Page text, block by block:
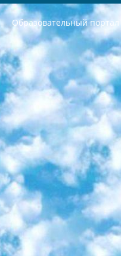
Образовательный портал
РЕСПУБЛИКА УЗБЕКИСТАН МИНИСТРЕРСТВО ДОШКОЛЬНОГО И ШКОЛЬНОГО ОБРАЗОВАНИЯ КОМАНДА в общеобразовательных учреждениях в 2023-2024 учебном году организация и проведение итоговой государственной аттестации обучающихся о Министра дошкольного и школьного образования Республики Узбекистан от 4 марта 2008 года (постановлением Минюста от 20 марта 2008 года № 1778 государственной регистрации) «Итоговое состояние учащихся общего среднего образования на основании положения об утверждении положения об аттестации общего среднего образования выпускной экзамен студентов в образовательных учреждениях в 2023-2024 учебном году В целях организации и прохождения аттестации приказываю: 1. Следующее: перечень предметов, по которым будет проводиться итоговая государственная аттестация и экзамен формы перевода согласно приложению 1; сертификаты международного образца, оценивающие уровень владения иностранными языками перечень согласно приложению 2; 2. Педагогический при специализированных образовательных учреждениях. научно-практический центр квалификации и международной оценки (Д.Давидова) 2024 г. До 25 марта: задания по предметам, по которым будет проводиться итоговая аттестация разработка и утверждение технических условий; итоговая аттестация на основании разработанного предметного задания разработка вопросов по предметам (устно и письменно), экзамен передача; общеобразовательные средние школы и специальные учебные заведения учащиеся выпускных классов школ и интернатов в агентской системе подготовка базы данных экзаменационных материалов и критериев оценки; перевод базы экзаменационных материалов на все языки обучения подать в Республиканский образовательный центр для изготовления; варианты экзаменов на основе разработанных контрольных материалов пусть будут поставлены задачи формирования. 3. Республиканский образовательный центр (Ш.Худайкулов) до 5 апреля 2024 года. до: база данных предоставленных экзаменационных материалов на все языки обучения перевод и экспертиза; для слепых, слабовидящих, глухих, слабослышащих и умственно отсталых детей учащиеся выпускных классов специализированных школ и школ-интернатов база данных экзаменационных материалов на всех преподаваемых языках подготовка критериев оценки; специализированные школы для умственно отсталых детей и технологии для учащихся выпускных классов школ-интернатов разработка соответствующих рекомендаций и критериев проведения ЕГЭ по естествознанию давать задания. 4. Педагогический при специализированных образовательных учреждениях. Научно-практический центр навыков и международной оценки (Д.Давидова), Республика образовательный центр (Худайкулов Ш.) итоговый государственный аттестационный экзамен ориентирован на творческое и логическое мышление при подготовке базы материалов учитывать введение заданий. 5. Следует отметить, что: сертификат государственного образца о знании общеобразовательного предмета и как минимум национальный уровень B1 по предметам на иностранных языках, указанным в Приложении 2. или международно признанный сертификат эквивалентного уровня студенты, изучающие определенный предмет, освобождаются от экзамена; по соответствующим предметам запланирована итоговая государственная аттестация за день до дня, путем жеребьевки Рабочей группой (в письменной форме по предметам, проводимым в форме) из числа сформированных вариантов выбрано 2 варианта; 2 выбранных варианта экзамена анонсированы на официальном сайте министерства и все выпускники по всей стране на основе этих вариантов проводит итоговую государственную аттестацию. 6. Государственное образование учащихся средних общеобразовательных учреждений. знания в соответствии с квалификационными требованиями, которые необходимо приобрести на основании стандартов итоговый (выпускной) контроль для 9 и 11 классов в целях тестирования Экзамены (далее – экзамены) состоят из предметов, перечисленных в приложении 1. будет сделано. 7. Экзамены пройдут с 26 мая по 15 июня 2024 г. (кроме науки физического воспитания). 8. Физическая для учащихся 9 классов общесредних образовательных учреждений. Экзамены по предмету «Образование, квалификация медицина» 1-6 мая 2024 года. сотрудники перевести под присмотр (с отклонениями в физическом или умственном развитии) специализированная школа для детей, школы-интернаты и со сколиозом школы-интернаты санаторного типа для больных детей исключены). 9. Он был слепым, слабовидящим и имел нарушения опорно-двигательного аппарата. экзамены в специализированных школах и интернатах для детей должны проводиться исходя из требований, предъявляемых к общеобразовательным учреждениям (физкультура кроме науки). 10. Специализированная школа для глухих и слабослышащих детей. и экзамены в интернатах и быть реализован в виде письменного теста по математике. 11. Специальность для умственно отсталых детей. Для 9 класса Родной язык и литературное письмо Государственный язык (язык обучения – узбекский). для неклассов) написано Математическое письмо Письменная/устная история Узбекистана Физическое воспитание практично Итоговый контроль Для 11 класса Написание родного языка и литературы (эссе) Математическое письмо Узбекский язык (обучение на узбекском языке) не посещающее общее среднее образование для учреждений)/Образовательное учреждение